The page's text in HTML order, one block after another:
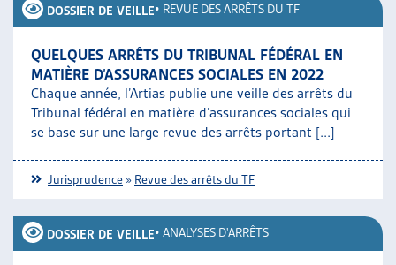
DOSSIER DE VEILLE• REVUE DES ARRÊTS DU TF
QUELQUES ARRÊTS DU TRIBUNAL FÉDÉRAL EN
MATIÈRE D’ASSURANCES SOCIALES EN 2022
Chaque année, l’Artias publie une veille des arrêts du
Tribunal fédéral en matière d’assurances sociales qui
se base sur une large revue des arrêts portant [...]
Jurisprudence » Revue des arrêts du TF
DOSSIER DE VEILLE• ANALYSES D'ARRÊTS